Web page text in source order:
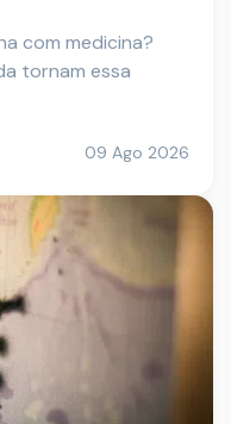
com medicina?
tornam essa
09 Ago 2026